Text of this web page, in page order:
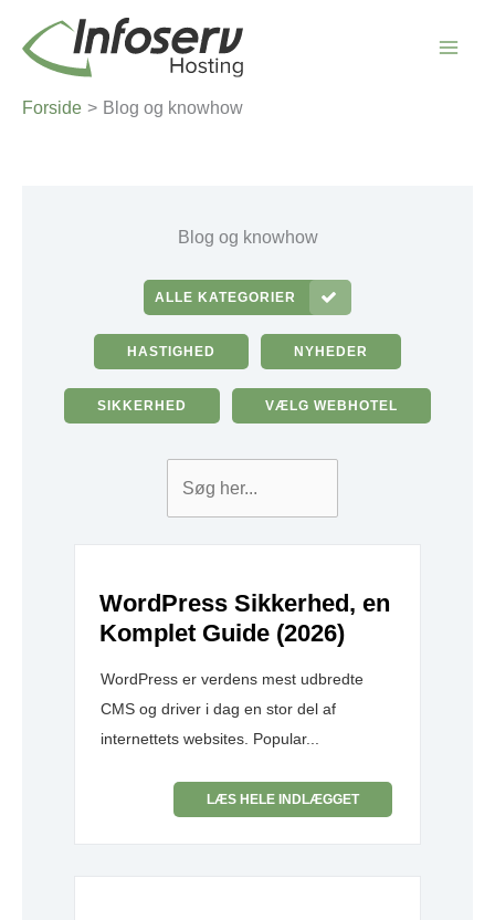
indholdet
Forside
Blog og knowhow
Blog og knowhow
ALLE KATEGORIER
HASTIGHED NYHEDER
SIKKERHED VÆLG WEBHOTEL
WordPress Sikkerhed, en
Komplet Guide (2026)
WordPress er verdens mest udbredte
CMS og driver i dag en stor del af
internettets websites. Popular...
LÆS HELE INDLÆGGET